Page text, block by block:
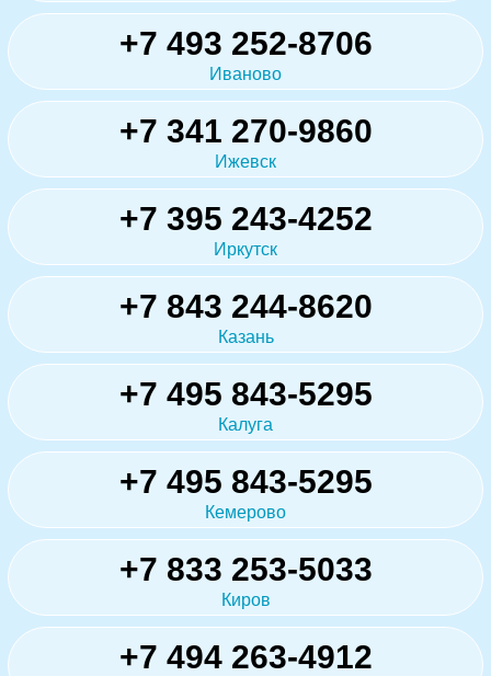
+7 493 252-8706
Иваново
+7 341 270-9860
Ижевск
+7 395 243-4252
Иркутск
+7 843 244-8620
Казань
+7 495 843-5295
Калуга
+7 495 843-5295
Кемерово
+7 833 253-5033
Киров
+7 494 263-4912